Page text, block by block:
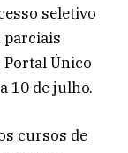
seletivo
parciais
Único
10 de julho.
cursos de